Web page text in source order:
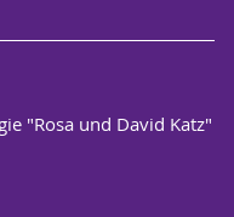
"Rosa und David Katz"